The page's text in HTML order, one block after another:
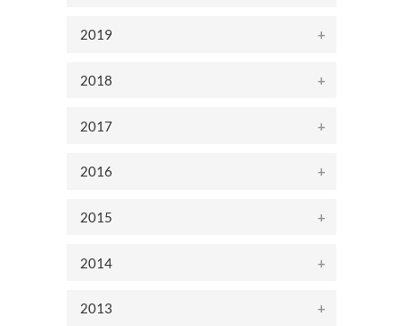
2019
2018
2017
2016
2015
2014
2013